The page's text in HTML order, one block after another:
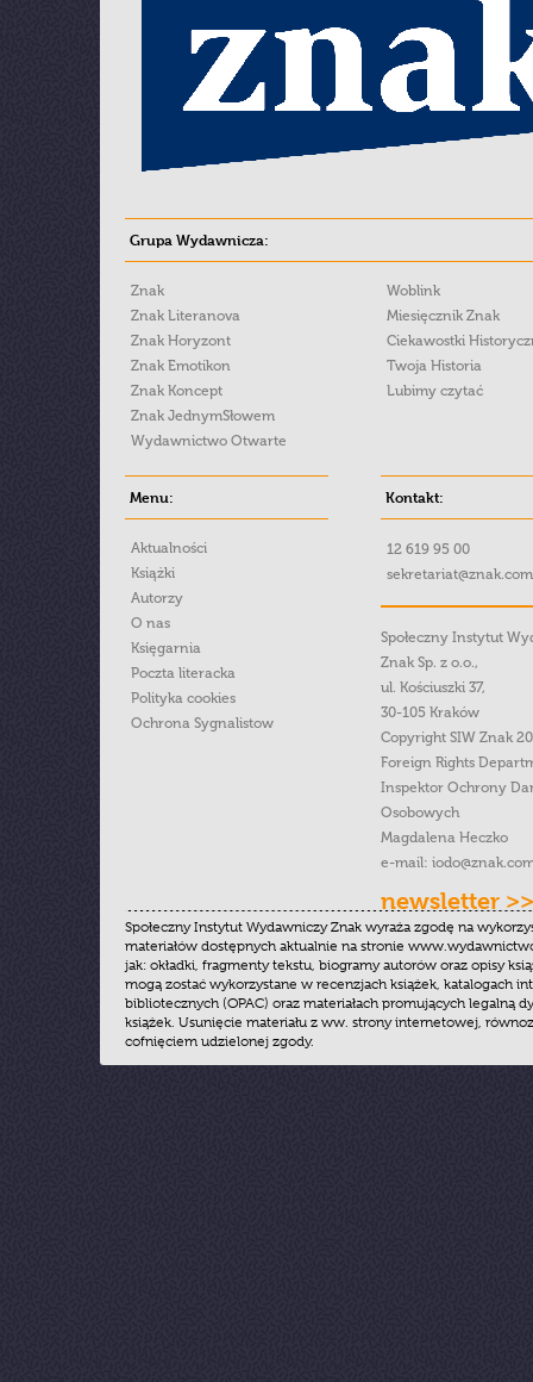
Grupa Wydawnicza:
Znak
Znak Literanova
Znak Horyzont
Znak Emotikon
Znak Koncept
Znak JednymSłowem
Wydawnictwo Otwarte
Woblink
Miesięcznik Znak
Ciekawostki
Twoja Historia
Lubimy czytać
Menu:
Aktualności
Książki
Autorzy
O nas
Księgarnia
Poczta literacka
Polityka cookies
Ochrona Sygnalistow
Kontakt:
12 619 95 00
Społeczny Instytut
Znak Sp. z o.o.,
ul. Kościuszki 37,
30-105 Kraków
Copyright SIW Znak
Foreign Rights
Inspektor Ochrony
Osobowych
Magdalena Heczko
e-mail:
newsletter >>
Społeczny Instytut Wydawniczy Znak wyraża zgodę na
materiałów dostępnych aktualnie na stronie
jak: okładki, fragmenty tekstu, biogramy autorów oraz opisy
mogą zostać wykorzystane w recenzjach książek, katalogach
bibliotecznych (OPAC) oraz materiałach promujących legalną
książek. Usunięcie materiału z ww. strony internetowej,
cofnięciem udzielonej zgody.